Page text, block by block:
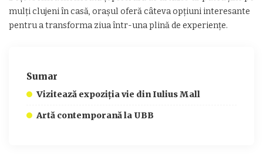
mulți clujeni în casă, orașul oferă câteva opțiuni interesante
pentru a transforma ziua într-una plină de experiențe.
Sumar
Vizitează expoziția vie din Iulius Mall
Artă contemporană la UBB